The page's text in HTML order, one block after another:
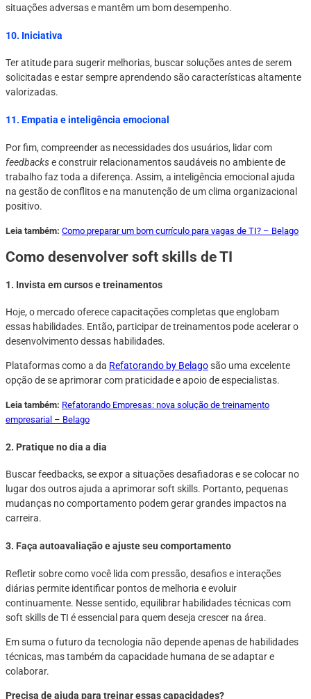
situações adversas e mantêm um bom desempenho.
10. Iniciativa
Ter atitude para sugerir melhorias, buscar soluções antes de serem
solicitadas e estar sempre aprendendo são características altamente
valorizadas.
11. Empatia e inteligência emocional
Por fim, compreender as necessidades dos usuários, lidar com
feedbackse construir relacionamentos saudáveis no ambiente de
trabalho faz toda a diferença. Assim, a inteligência emocional ajuda
na gestão de conflitos e na manutenção de um clima organizacional
positivo.
Leia também: Como preparar um bom currículo para vagas de TI? – Belago
Como desenvolver soft skills de TI
1. Invista em cursos e treinamentos
Hoje, o mercado oferece capacitações completas que englobam
essas habilidades. Então, participar de treinamentos pode acelerar o
desenvolvimento dessas habilidades.
Plataformas como a da Refatorando by Belagosão uma excelente
opção de se aprimorar com praticidade e apoio de especialistas.
Leia também: Refatorando Empresas: nova solução de treinamento
empresarial – Belago
2. Pratique no dia a dia
Buscar feedbacks, se expor a situações desafiadoras e se colocar no
lugar dos outros ajuda a aprimorar soft skills. Portanto, pequenas
mudanças no comportamento podem gerar grandes impactos na
carreira.
3. Faça autoavaliação e ajuste seu comportamento
Refletir sobre como você lida com pressão, desafios e interações
diárias permite identificar pontos de melhoria e evoluir
continuamente. Nesse sentido, equilibrar habilidades técnicas com
soft skills de TI é essencial para quem deseja crescer na área.
Em suma o futuro da tecnologia não depende apenas de habilidades
técnicas, mas também da capacidade humana de se adaptar e
colaborar.
Precisa de ajuda para treinar essas capacidades?